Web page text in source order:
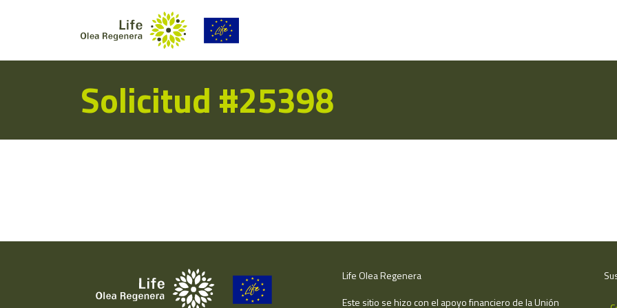
Solicitud #25398
Life Olea Regenera
Este sitio se hizo con el apoyo financiero de la Unión